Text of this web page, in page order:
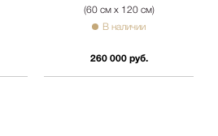
(60 см х 120 см)
В наличии
260 000 руб.